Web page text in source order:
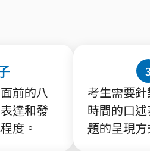
前的八
達和發
度。
考生需要
時間的口
題的呈現方